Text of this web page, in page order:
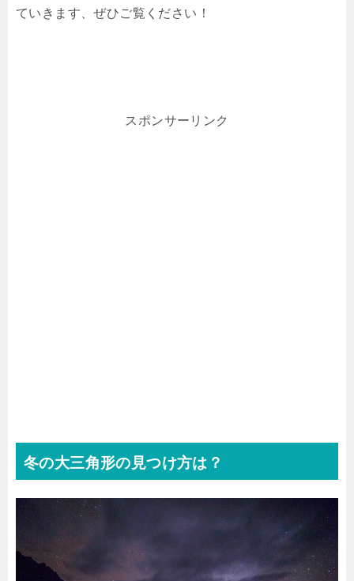
ていきます、ぜひご覧ください！
スポンサーリンク
冬の大三角形の見つけ方は？